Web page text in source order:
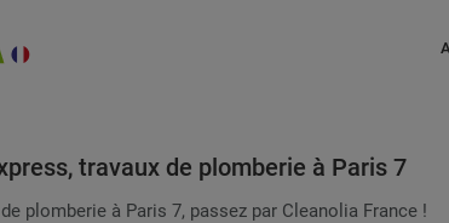
travaux de plomberie à Paris 7
plomberie à Paris 7, passez par Cleanolia France !